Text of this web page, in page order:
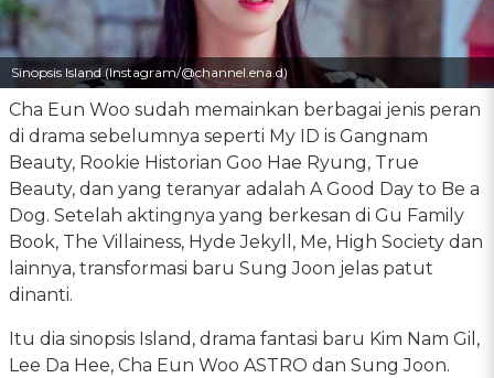
Sinopsis Island (Instagram/@channel.ena.d)
Cha Eun Woo sudah memainkan berbagai jenis peran
di drama sebelumnya seperti My ID is Gangnam
Beauty, Rookie Historian Goo Hae Ryung, True
Beauty, dan yang teranyar adalah A Good Day to Be a
Dog. Setelah aktingnya yang berkesan di Gu Family
Book, The Villainess, Hyde Jekyll, Me, High Society dan
lainnya, transformasi baru Sung Joon jelas patut
dinanti.
Itu dia sinopsis Island, drama fantasi baru Kim Nam Gil,
Lee Da Hee, Cha Eun Woo ASTRO dan Sung Joon.